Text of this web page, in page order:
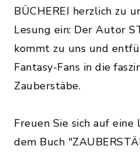
BÜCHEREI herzlich zu
Lesung ein: Der Autor
kommt zu uns und
Fantasy-Fans in die
Zauberstäbe.
Freuen Sie sich auf
dem Buch